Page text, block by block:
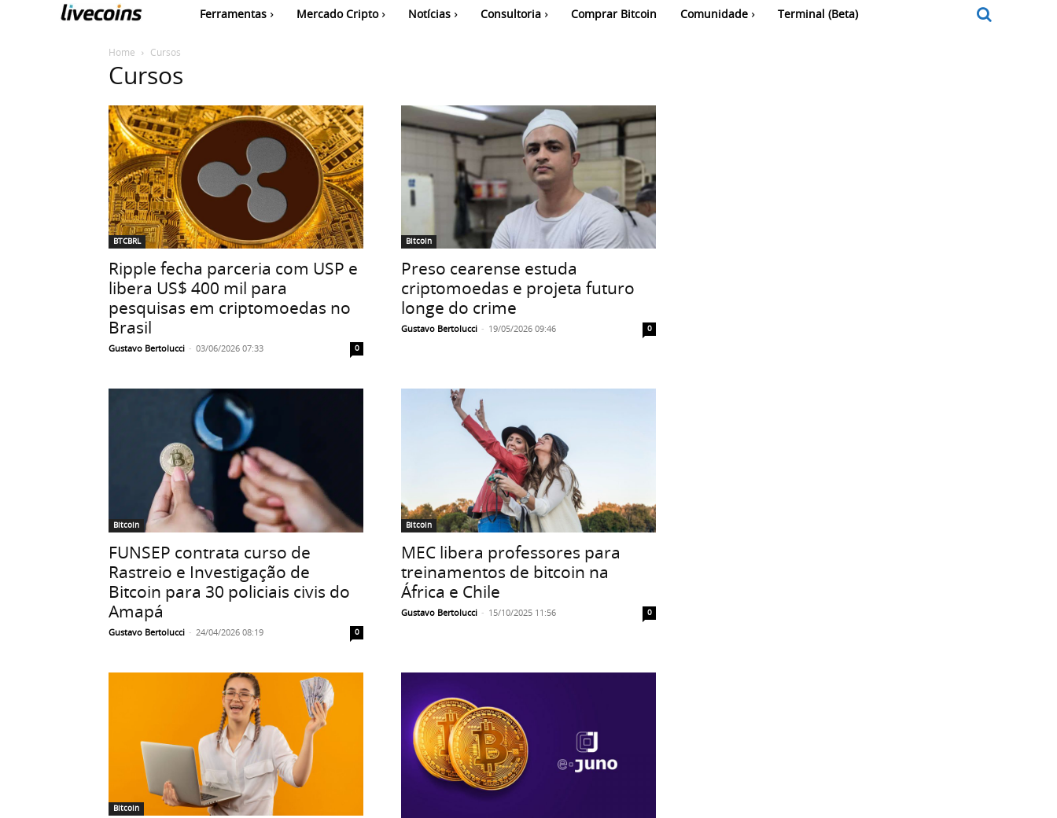
Ferramentas Mercado Cripto Notícias Consultoria Comprar Bitcoin Comunidade Terminal (Beta)
Home Cursos
Cursos
BTCBRL
Ripple fecha parceria com USP e
libera US$ 400 mil para
pesquisas em criptomoedas no
Brasil
Gustavo Bertolucci - 03/06/2026 07:33 0
Bitcoin
Preso cearense estuda
criptomoedas e projeta futuro
longe do crime
Gustavo Bertolucci - 19/05/2026 09:46 0
Bitcoin
FUNSEP contrata curso de
Rastreio e Investigação de
Bitcoin para 30 policiais civis do
Amapá
Gustavo Bertolucci - 24/04/2026 08:19 0
Bitcoin
MEC libera professores para
treinamentos de bitcoin na
África e Chile
Gustavo Bertolucci - 15/10/2025 11:56 0
Bitcoin